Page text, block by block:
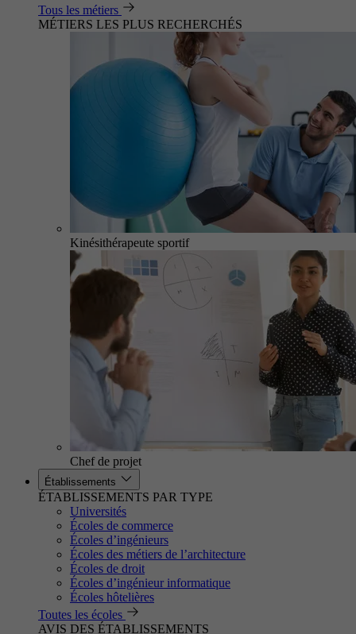
Tous les métiers
MÉTIERS LES PLUS RECHERCHÉS
Kinésithérapeute sportif
Chef de projet
Établissements
ÉTABLISSEMENTS PAR TYPE
Universités
Écoles de commerce
Écoles d’ingénieurs
Écoles des métiers de l’architecture
Écoles de droit
Écoles d’ingénieur informatique
Écoles hôtelières
Toutes les écoles
AVIS DES ÉTABLISSEMENTS